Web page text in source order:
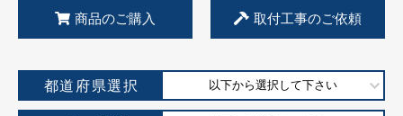
商品のご購入 取付工事のご依頼
都道府県選択 以下から選択して下さい